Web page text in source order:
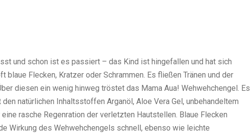
und schon ist es passiert – das Kind ist hingefallen und hat sich
blaue Flecken, Kratzer oder Schrammen. Es fließen Tränen und der
diesen ein wenig hinweg tröstet das Mama Aua! Wehwehchengel. Es
natürlichen Inhaltsstoffen Arganöl, Aloe Vera Gel, unbehandeltem
rasche Regenration der verletzten Hautstellen. Blaue Flecken
Wirkung des Wehwehchengels schnell, ebenso wie leichte